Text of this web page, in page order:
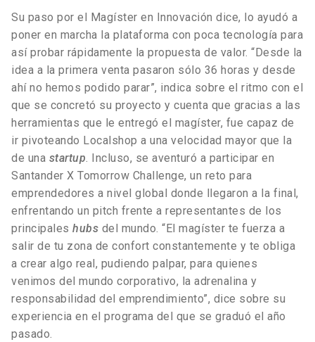
Su paso por el Magíster en Innovación dice, lo ayudó a
poner en marcha la plataforma con poca tecnología para
así probar rápidamente la propuesta de valor. “Desde la
idea a la primera venta pasaron sólo 36 horas y desde
ahí no hemos podido parar”, indica sobre el ritmo con el
que se concretó su proyecto y cuenta que gracias a las
herramientas que le entregó el magíster, fue capaz de
ir pivoteando Localshop a una velocidad mayor que la
de una startup. Incluso, se aventuró a participar en
Santander X Tomorrow Challenge, un reto para
emprendedores a nivel global donde llegaron a la final,
enfrentando un pitch frente a representantes de los
principales hubs del mundo. “El magíster te fuerza a
salir de tu zona de confort constantemente y te obliga
a crear algo real, pudiendo palpar, para quienes
venimos del mundo corporativo, la adrenalina y
responsabilidad del emprendimiento”, dice sobre su
experiencia en el programa del que se graduó el año
pasado.